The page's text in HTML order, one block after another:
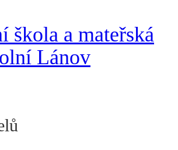
škola a mateřská
Lánov